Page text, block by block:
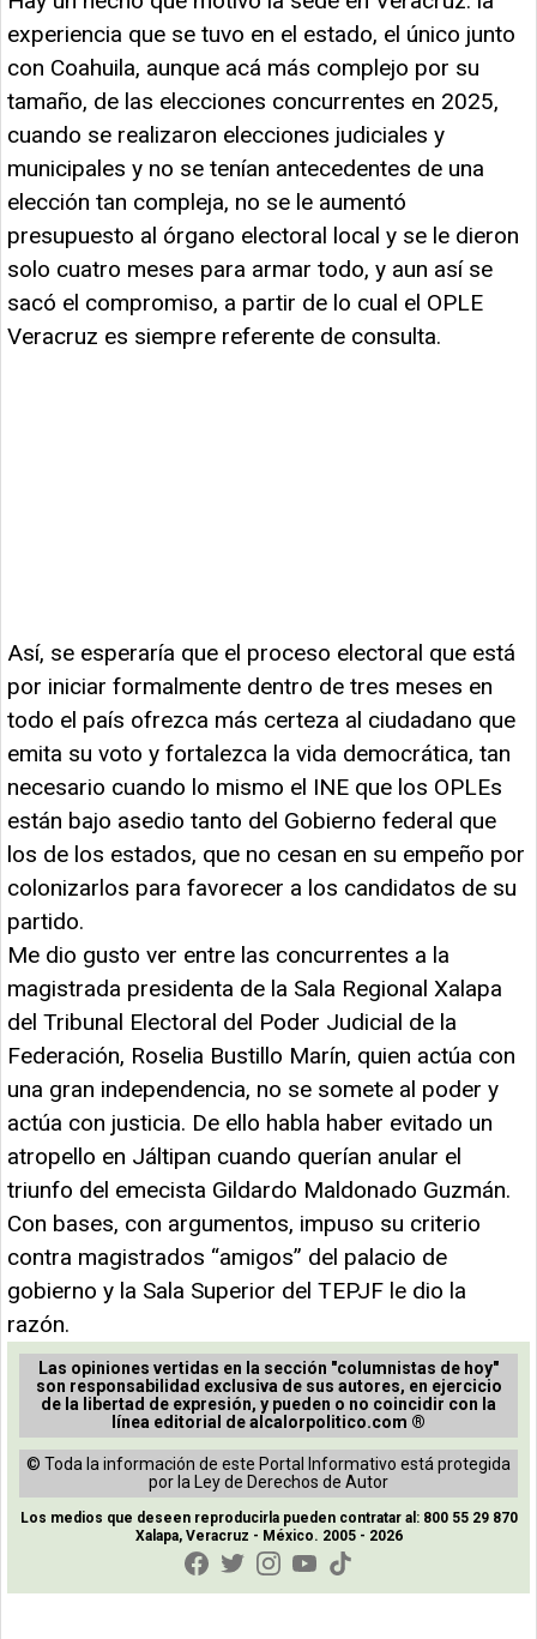
experiencia que se tuvo en el estado, el único junto
con Coahuila, aunque acá más complejo por su
tamaño, de las elecciones concurrentes en 2025,
cuando se realizaron elecciones judiciales y
municipales y no se tenían antecedentes de una
elección tan compleja, no se le aumentó
presupuesto al órgano electoral local y se le dieron
solo cuatro meses para armar todo, y aun así se
sacó el compromiso, a partir de lo cual el OPLE
Veracruz es siempre referente de consulta.
Así, se esperaría que el proceso electoral que está
por iniciar formalmente dentro de tres meses en
todo el país ofrezca más certeza al ciudadano que
emita su voto y fortalezca la vida democrática, tan
necesario cuando lo mismo el INE que los OPLEs
están bajo asedio tanto del Gobierno federal que
los de los estados, que no cesan en su empeño por
colonizarlos para favorecer a los candidatos de su
partido.
Me dio gusto ver entre las concurrentes a la
magistrada presidenta de la Sala Regional Xalapa
del Tribunal Electoral del Poder Judicial de la
Federación, Roselia Bustillo Marín, quien actúa con
una gran independencia, no se somete al poder y
actúa con justicia. De ello habla haber evitado un
atropello en Jáltipan cuando querían anular el
triunfo del emecista Gildardo Maldonado Guzmán.
Con bases, con argumentos, impuso su criterio
contra magistrados “amigos” del palacio de
gobierno y la Sala Superior del TEPJF le dio la
razón.
Las opiniones vertidas en la sección "columnistas de hoy"
son responsabilidad exclusiva de sus autores, en ejercicio
de la libertad de expresión, y pueden o no coincidir con la
línea editorial de alcalorpolitico.com ®
© Toda la información de este Portal Informativo está protegida
por la Ley de Derechos de Autor
Los medios que deseen reproducirla pueden contratar al: 800 55 29 870
Xalapa, Veracruz - México. 2005 - 2026